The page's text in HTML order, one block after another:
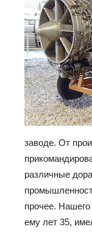
заводе. От
различные
прочее.
ему лет 35,